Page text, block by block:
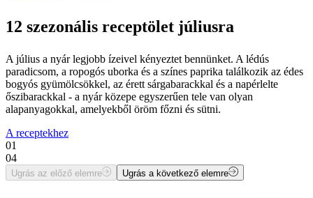
12 szezonális receptölet júliusra
A július a nyár legjobb ízeivel kényeztet bennünket. A lédús
paradicsom, a ropogós uborka és a színes paprika találkozik az édes
bogyós gyümölcsökkel, az érett sárgabarackkal és a napérlelte
őszibarackkal - a nyár közepe egyszerűen tele van olyan
alapanyagokkal, amelyekből öröm főzni és sütni.
A receptekhez
01
04
Ugrás az előző elemre Ugrás a következő elemre